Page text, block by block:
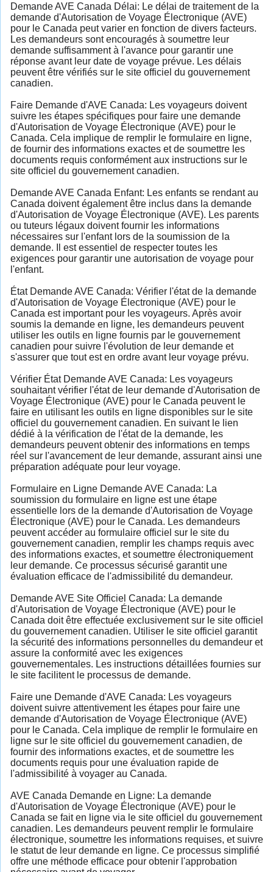
Demande AVE Canada Délai: Le délai de traitement de la
demande d'Autorisation de Voyage Électronique (AVE)
pour le Canada peut varier en fonction de divers facteurs.
Les demandeurs sont encouragés à soumettre leur
demande suffisamment à l'avance pour garantir une
réponse avant leur date de voyage prévue. Les délais
peuvent être vérifiés sur le site officiel du gouvernement
canadien.
Faire Demande d'AVE Canada: Les voyageurs doivent
suivre les étapes spécifiques pour faire une demande
d'Autorisation de Voyage Électronique (AVE) pour le
Canada. Cela implique de remplir le formulaire en ligne,
de fournir des informations exactes et de soumettre les
documents requis conformément aux instructions sur le
site officiel du gouvernement canadien.
Demande AVE Canada Enfant: Les enfants se rendant au
Canada doivent également être inclus dans la demande
d'Autorisation de Voyage Électronique (AVE). Les parents
ou tuteurs légaux doivent fournir les informations
nécessaires sur l'enfant lors de la soumission de la
demande. Il est essentiel de respecter toutes les
exigences pour garantir une autorisation de voyage pour
l'enfant.
État Demande AVE Canada: Vérifier l'état de la demande
d'Autorisation de Voyage Électronique (AVE) pour le
Canada est important pour les voyageurs. Après avoir
soumis la demande en ligne, les demandeurs peuvent
utiliser les outils en ligne fournis par le gouvernement
canadien pour suivre l'évolution de leur demande et
s'assurer que tout est en ordre avant leur voyage prévu.
Vérifier État Demande AVE Canada: Les voyageurs
souhaitant vérifier l'état de leur demande d'Autorisation de
Voyage Électronique (AVE) pour le Canada peuvent le
faire en utilisant les outils en ligne disponibles sur le site
officiel du gouvernement canadien. En suivant le lien
dédié à la vérification de l'état de la demande, les
demandeurs peuvent obtenir des informations en temps
réel sur l'avancement de leur demande, assurant ainsi une
préparation adéquate pour leur voyage.
Formulaire en Ligne Demande AVE Canada: La
soumission du formulaire en ligne est une étape
essentielle lors de la demande d'Autorisation de Voyage
Électronique (AVE) pour le Canada. Les demandeurs
peuvent accéder au formulaire officiel sur le site du
gouvernement canadien, remplir les champs requis avec
des informations exactes, et soumettre électroniquement
leur demande. Ce processus sécurisé garantit une
évaluation efficace de l'admissibilité du demandeur.
Demande AVE Site Officiel Canada: La demande
d'Autorisation de Voyage Électronique (AVE) pour le
Canada doit être effectuée exclusivement sur le site officiel
du gouvernement canadien. Utiliser le site officiel garantit
la sécurité des informations personnelles du demandeur et
assure la conformité avec les exigences
gouvernementales. Les instructions détaillées fournies sur
le site facilitent le processus de demande.
Faire une Demande d'AVE Canada: Les voyageurs
doivent suivre attentivement les étapes pour faire une
demande d'Autorisation de Voyage Électronique (AVE)
pour le Canada. Cela implique de remplir le formulaire en
ligne sur le site officiel du gouvernement canadien, de
fournir des informations exactes, et de soumettre les
documents requis pour une évaluation rapide de
l'admissibilité à voyager au Canada.
AVE Canada Demande en Ligne: La demande
d'Autorisation de Voyage Électronique (AVE) pour le
Canada se fait en ligne via le site officiel du gouvernement
canadien. Les demandeurs peuvent remplir le formulaire
électronique, soumettre les informations requises, et suivre
le statut de leur demande en ligne. Ce processus simplifié
offre une méthode efficace pour obtenir l'approbation